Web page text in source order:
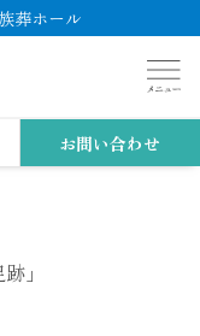
葬ホール
お問い合わせ
」